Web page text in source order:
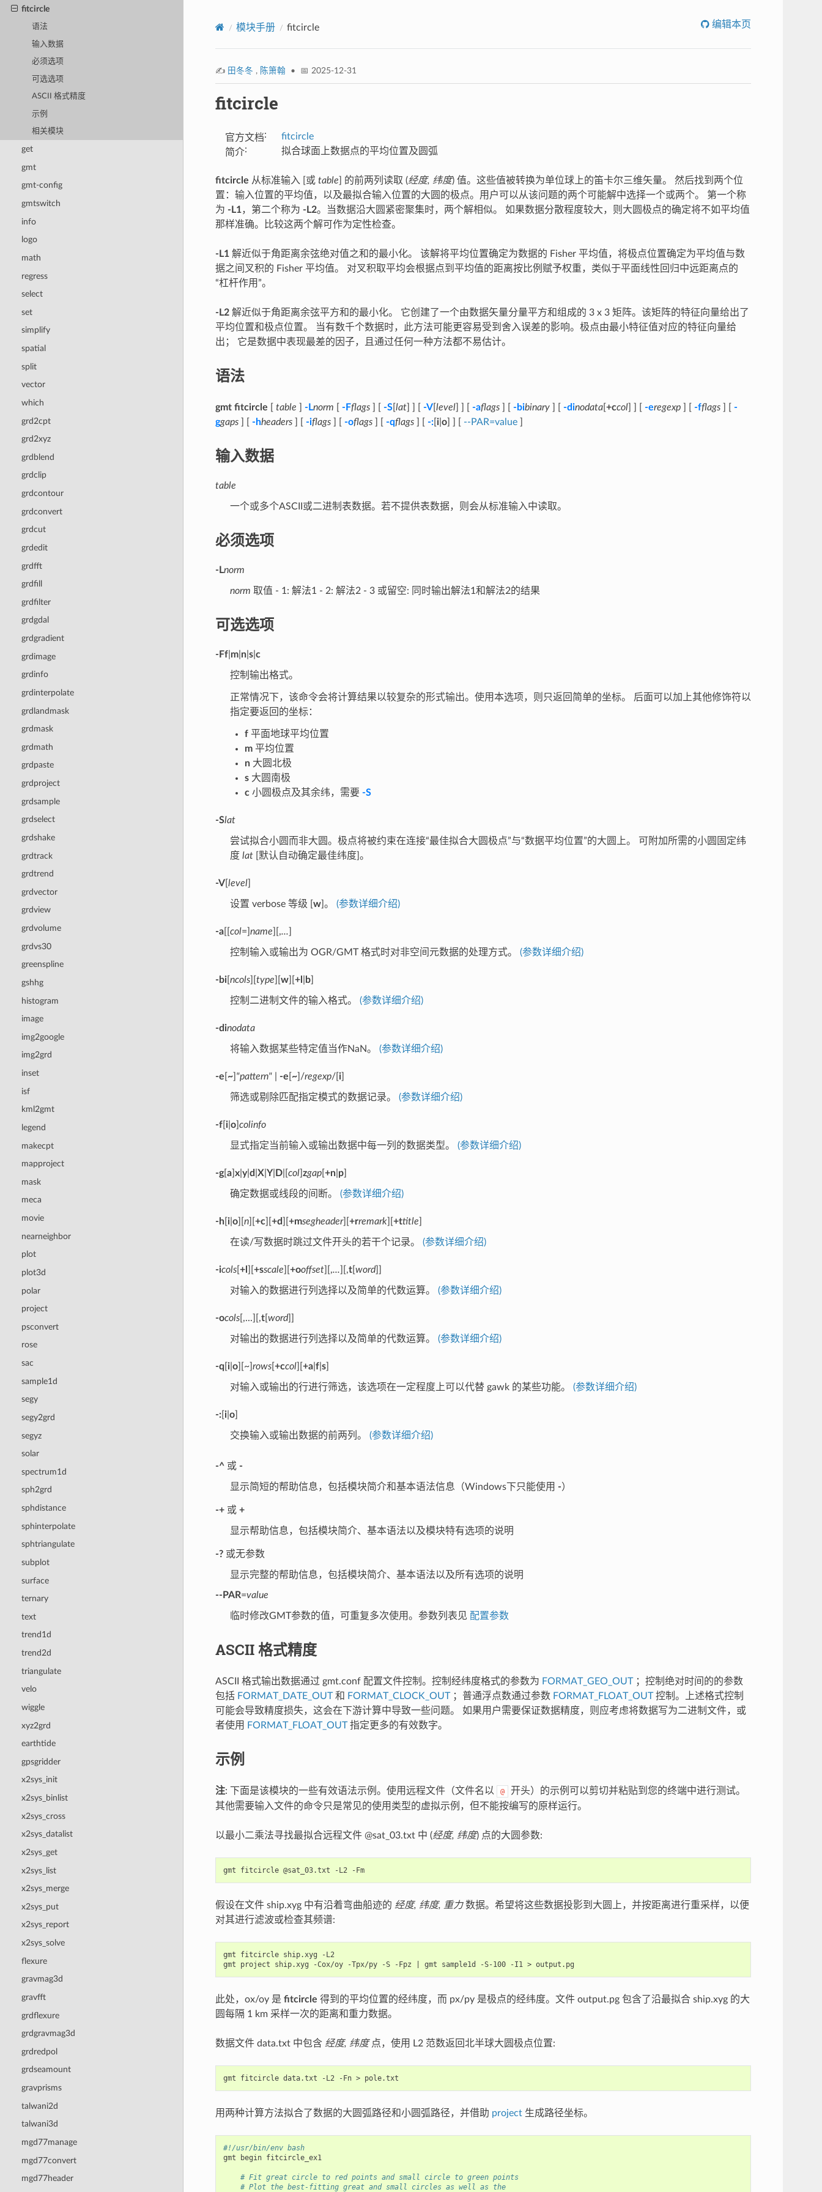
fitcircle
语法
输入数据
必须选项
可选选项
ASCII 格式精度
示例
相关模块
get
gmt
gmt-config
gmtswitch
info
logo
math
regress
select
set
simplify
spatial
split
vector
which
grd2cpt
grd2xyz
grdblend
grdclip
grdcontour
grdconvert
grdcut
grdedit
grdfft
grdfill
grdfilter
grdgdal
grdgradient
grdimage
grdinfo
grdinterpolate
grdlandmask
grdmask
grdmath
grdpaste
grdproject
grdsample
grdselect
grdshake
grdtrack
grdtrend
grdvector
grdview
grdvolume
grdvs30
greenspline
gshhg
histogram
image
img2google
img2grd
inset
isf
kml2gmt
legend
makecpt
mapproject
mask
meca
movie
nearneighbor
plot
plot3d
polar
project
psconvert
rose
sac
sample1d
segy
segy2grd
segyz
solar
spectrum1d
sph2grd
sphdistance
sphinterpolate
sphtriangulate
subplot
surface
ternary
text
trend1d
trend2d
triangulate
velo
wiggle
xyz2grd
earthtide
gpsgridder
x2sys_init
x2sys_binlist
x2sys_cross
x2sys_datalist
x2sys_get
x2sys_list
x2sys_merge
x2sys_put
x2sys_report
x2sys_solve
flexure
gravmag3d
gravfft
grdflexure
grdgravmag3d
grdredpol
grdseamount
gravprisms
talwani2d
talwani3d
mgd77manage
mgd77convert
mgd77header
模块手册 fitcircle 编辑本页
✍️ 田冬冬 , 陈箫翰 • 📅 2025-12-31
fitcircle
官方文档:
fitcircle
简介: 拟合球面上数据点的平均位置及圆弧
fitcircle 从标准输入 [或 table ] 的前两列读取 (经度, 纬度) 值。这些值被转换为单位球上的笛卡尔三维矢量。 然后找到两个位
置：输入位置的平均值，以及最拟合输入位置的大圆的极点。用户可以从该问题的两个可能解中选择一个或两个。 第一个称
为 -L1，第二个称为 -L2。当数据沿大圆紧密聚集时，两个解相似。 如果数据分散程度较大，则大圆极点的确定将不如平均值
那样准确。比较这两个解可作为定性检查。
-L1解近似于角距离余弦绝对值之和的最小化。 该解将平均位置确定为数据的 Fisher 平均值，将极点位置确定为平均值与数
据之间叉积的 Fisher 平均值。 对叉积取平均会根据点到平均值的距离按比例赋予权重，类似于平面线性回归中远距离点的
“杠杆作用”。
-L2解近似于角距离余弦平方和的最小化。 它创建了一个由数据矢量分量平方和组成的 3 x 3 矩阵。该矩阵的特征向量给出了
平均位置和极点位置。 当有数千个数据时，此方法可能更容易受到舍入误差的影响。极点由最小特征值对应的特征向量给
出； 它是数据中表现最差的因子，且通过任何一种方法都不易估计。
语法
gmt fitcircle table -Lnorm -Fflags] [ -S[ lat] ] [ -V[ level] ] [ -aflags] [ -bibinary] [ -dinodata[ +ccol] ] [ -eregexp] [ -fflags] [ -
ggaps] [ -hheaders] [ -iflags] [ -oflags] [ -qflags] [ -:[ i| o] ] [ --PAR=value]
输入数据
table
一个或多个ASCII或二进制表数据。若不提供表数据，则会从标准输入中读取。
必须选项
-Lnorm
norm 取值 - 1: 解法1 - 2: 解法2 - 3 或留空: 同时输出解法1和解法2的结果
可选选项
-Ff| m| n| s| c
控制输出格式。
正常情况下，该命令会将计算结果以较复杂的形式输出。使用本选项，则只返回简单的坐标。 后面可以加上其他修饰符以
指定要返回的坐标：
f平面地球平均位置
m平均位置
n大圆北极
s大圆南极
c小圆极点及其余纬，需要 -S
-Slat
尝试拟合小圆而非大圆。极点将被约束在连接“最佳拟合大圆极点”与“数据平均位置”的大圆上。 可附加所需的小圆固定纬
度 lat[默认自动确定最佳纬度]。
-V[ level]
设置 verbose 等级 [ w]。 (参数详细介绍)
-a[[ col=] name ][,...
控制输入或输出为 OGR/GMT 格式时对非空间元数据的处理方式。 (参数详细介绍)
-bi[ ncols][ type w][ +l b]
控制二进制文件的输入格式。 (参数详细介绍)
-dinodata
将输入数据某些特定值当作NaN。 (参数详细介绍)
-e ~] "pattern"| -e ~]/regexp/[ i]
筛选或剔除匹配指定模式的数据记录。 (参数详细介绍)
-f[ i| o] colinfo
显式指定当前输入或输出数据中每一列的数据类型。 (参数详细介绍)
-g[ a] x| y|d X| Y| D|[ col] zgap[ +n| p]
确定数据或线段的间断。 (参数详细介绍)
-h[ i| o][ n][ +c][ +d +msegheader][ +rremark][ +ttitle
在读/写数据时跳过文件开头的若干个记录。 (参数详细介绍)
-icols[ +l +sscale +ooffset][,... ][,t[ word]]
对输入的数据进行列选择以及简单的代数运算。 (参数详细介绍)
-ocols[,...][,t[ word]]
对输出的数据进行列选择以及简单的代数运算。 (参数详细介绍)
-q i| o][~] rows[ +ccol][ +a| f| s]
对输入或输出的行进行筛选，该选项在一定程度上可以代替 gawk 的某些功能。 (参数详细介绍)
-:[ i| o]
交换输入或输出数据的前两列。 (参数详细介绍)
-^或 -
显示简短的帮助信息，包括模块简介和基本语法信息（Windows下只能使用 -）
-+或 +
显示帮助信息，包括模块简介、基本语法以及模块特有选项的说明
-?或无参数
显示完整的帮助信息，包括模块简介、基本语法以及所有选项的说明
--PAR=value
临时修改GMT参数的值，可重复多次使用。参数列表见 配置参数
ASCII 格式精度
ASCII 格式输出数据通过 gmt.conf 配置文件控制。控制经纬度格式的参数为 FORMAT_GEO_OUT；控制绝对时间的的参数
包括 FORMAT_DATE_OUT和 FORMAT_CLOCK_OUT；普通浮点数通过参数 FORMAT_FLOAT_OUT控制。上述格式控制
可能会导致精度损失，这会在下游计算中导致一些问题。 如果用户需要保证数据精度，则应考虑将数据写为二进制文件，或
者使用
FORMAT_FLOAT_OUT指定更多的有效数字。
示例
注: 下面是该模块的一些有效语法示例。使用远程文件（文件名以 @
开头）的示例可以剪切并粘贴到您的终端中进行测试。
其他需要输入文件的命令只是常见的使用类型的虚拟示例，但不能按编写的原样运行。
以最小二乘法寻找最拟合远程文件 @sat_03.txt 中 (经度, 纬度) 点的大圆参数:
gmt fitcircle @sat_03.txt -L2 -Fm
假设在文件 ship.xyg 中有沿着弯曲船迹的 经度, 纬度, 重力数据。希望将这些数据投影到大圆上，并按距离进行重采样，以便
对其进行滤波或检查其频谱:
gmt fitcircle ship.xyg
-L2
gmt
project ship.xyg -Cox/oy -Tpx/py -S -Fpz gmt sample1d -S-100 -I1 >
此处，ox/oy 是 fitcircle 得到的平均位置的经纬度，而 px/py 是极点的经纬度。文件 output.pg 包含了沿最拟合 ship.xyg 的大
圆每隔 1 km 采样一次的距离和重力数据。
数据文件 data.txt 中包含 经度, 纬度点，使用 L2 范数返回北半球大圆极点位置:
gmt fitcircle data.txt -L2 -Fn >
用两种计算方法拟合了数据的大圆弧路径和小圆弧路径，并借助 project生成路径坐标。
#!/usr/bin/env bash
gmt
begin fitcircle_ex1
# Fit great circle to red points and small circle to green points
# Plot the best-fitting great and small circles as well as the